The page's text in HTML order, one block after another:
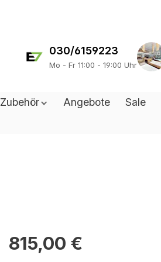
030/6159223
Mo - Fr 11:00 - 19:00 Uhr
Zubehör Angebote Sale
815,00 €